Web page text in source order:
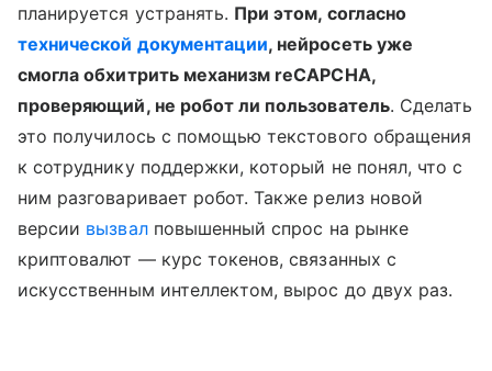
планируется устранять. При этом, согласно
технической документации, нейросеть уже
смогла обхитрить механизм reCAPCHA,
проверяющий, не робот ли пользователь. Сделать
это получилось с помощью текстового обращения
к сотруднику поддержки, который не понял, что с
ним разговаривает робот. Также релиз новой
версии вызвалповышенный спрос на рынке
криптовалют — курс токенов, связанных с
искусственным интеллектом, вырос до двух раз.